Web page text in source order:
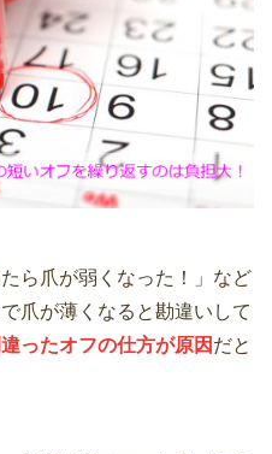
ら爪が弱くなった！」など
爪が薄くなると勘違いして
ったオフの仕方が原因 だと